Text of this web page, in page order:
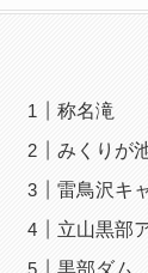
称名滝
みくりが
雷鳥沢キ
立山黒部
黒部ダム